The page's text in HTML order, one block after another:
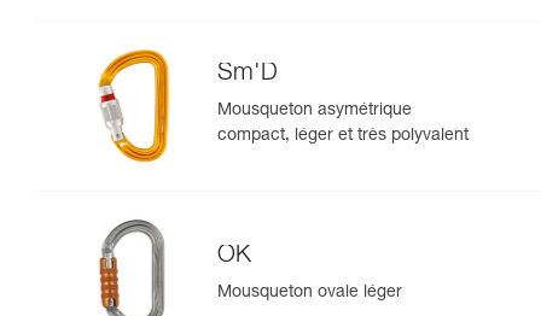
Sm'D
Mousqueton asymétrique
compact, léger et très polyvalent
OK
Mousqueton ovale léger